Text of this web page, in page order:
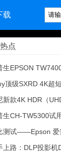
载
点
EPSON TW7400投
级SXRD 4K超短焦激光投影
4K HDR（UHD）家用投影机
生CH-TW5300试
试——Epson 爱普生
路：DLP投影机DMD